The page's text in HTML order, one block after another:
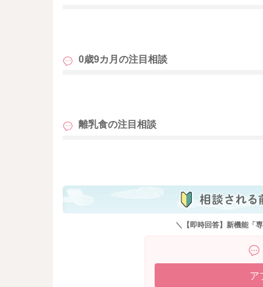
0歳9カ月の注目相談
離乳食の注目相談
＼【即時回答】新機能「
ア